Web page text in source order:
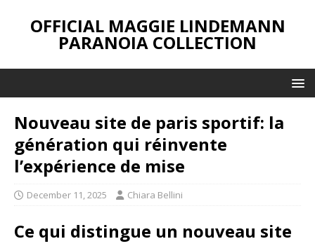
OFFICIAL MAGGIE LINDEMANN
PARANOIA COLLECTION
Nouveau site de paris sportif: la
génération qui réinvente
l’expérience de mise
December 11, 2025 Chiara Bellini
Ce qui distingue un nouveau site